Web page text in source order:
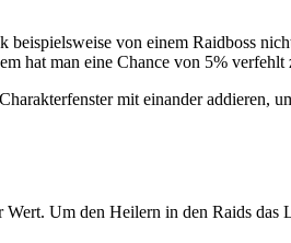
beispielsweise von einem Raidboss
hat man eine Chance von 5% verfehlt
mit einander addieren,
Um den Heilern in den Raids das